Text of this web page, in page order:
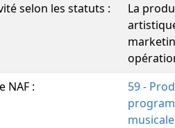
selon les statuts :
La
NAF :
59 -
musicale